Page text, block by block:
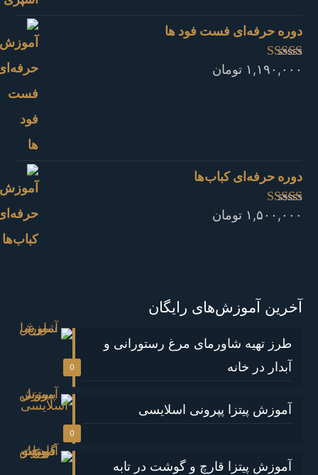
دوره حرفه‌ای فست فود ها
نمره 4.80 از۱,۱۹۰,۰۰۰ تومان
دوره حرفه‌ای کباب‎‌ها
نمره 4.73 از۱,۵۰۰,۰۰۰ تومان
آخرین آموزش‌های رایگان
0
طرز تهیه شاورمای مرغ رستورانی و
آبدار در خانه
0
آموزش پیتزا پپرونی اسلایسی
آموزش پیتزا قارچ و گوشت در تابه